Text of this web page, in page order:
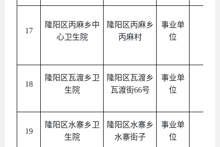
17
隆阳区丙麻乡中
心卫生院
隆阳区丙麻乡
丙麻村
事业单
位
18
隆阳区瓦渡乡卫
生院
隆阳区瓦渡乡
瓦渡街66号
事业单
位
19
隆阳区水寨乡卫
生院
隆阳区水寨乡
水寨街子
事业单
位